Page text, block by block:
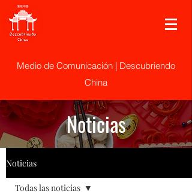
Medio de Comunicación | Descubriendo
China
Noticias
Noticias
Todas las noticias